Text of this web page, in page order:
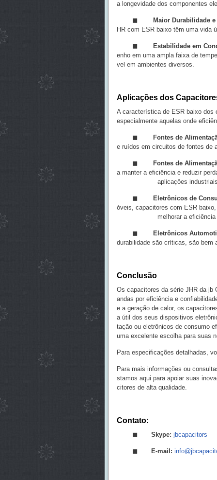
a longevidade dos componentes
◼ Maior Durabilidade
HR com ESR baixo têm uma vida
◼ Estabilidade em
enho em uma ampla faixa de
vel em ambientes diversos.
Aplicações dos
A característica de ESR baixo dos
especialmente aquelas onde
◼ Fontes de
e ruídos em circuitos de fontes de
◼ Fontes de
a manter a eficiência e reduzir
aplicações
◼ Eletrônicos de
óveis, capacitores com ESR
melhorar a eficiência
◼ Eletrônicos
durabilidade são críticas, são bem
Conclusão
Os capacitores da série JHR da jb
andas por eficiência e
e a geração de calor, os
a útil dos seus dispositivos
tação ou eletrônicos de consumo
uma excelente escolha para suas
Para especificações detalhadas,
Para mais informações ou
stamos aqui para apoiar suas
citores de alta qualidade.
Contato:
◼ Skype: jbcapacitors
◼ E-mail: